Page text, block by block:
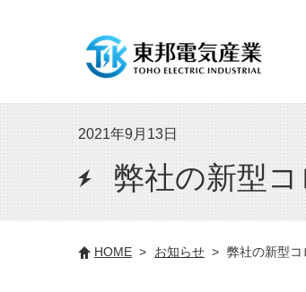
2021年9月13日
弊社の新型
HOME お知らせ 弊社の新型コ